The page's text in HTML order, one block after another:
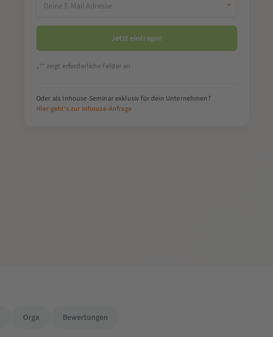
„*“ zeigt erforderliche Felder an
*
Oder als Inhouse-Seminar exklusiv für dein Unternehmen?
Hier geht's zur Inhouse-Anfrage
Orga Bewertungen